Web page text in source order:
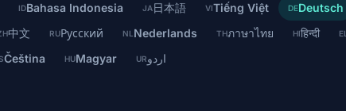
IDBahasa Indonesia JA日本語 VITiếng Việt DEDeutsch
中文 RUРусский NL Nederlands THภาษาไทย HIहिन्दी EL
Čeština HUMagyar URاردو